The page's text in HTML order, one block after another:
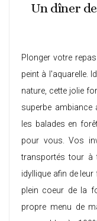
Un dîner
Plonger votre
peint à l'aquarelle.
nature, cette jolie
superbe ambiance
les balades en
pour vous. Vos
transportés tour à
idyllique afin de
plein coeur de la
propre menu de